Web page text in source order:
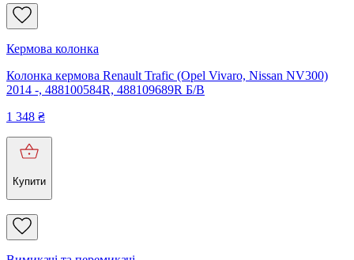
Кермова колонка
Колонка кермова Renault Trafic (Opel Vivaro, Nissan NV300)
2014 -, 488100584R, 488109689R Б/В
1 348 ₴
Купити